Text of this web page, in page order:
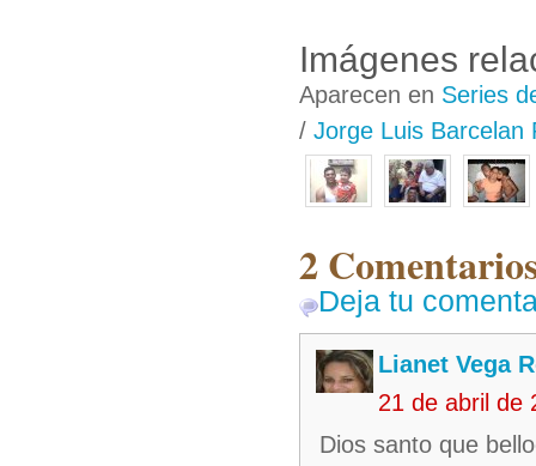
Imágenes
Aparecen en Series
/ Jorge Luis Barcelan
2
Deja tu
Lianet Vega
21 de abril de
Dios santo que